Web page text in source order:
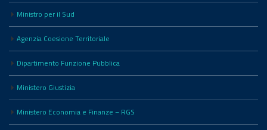
Ministro per il Sud
Agenzia Coesione Territoriale
Dipartimento Funzione Pubblica
Ministero Giustizia
Ministero Economia e Finanze – RGS